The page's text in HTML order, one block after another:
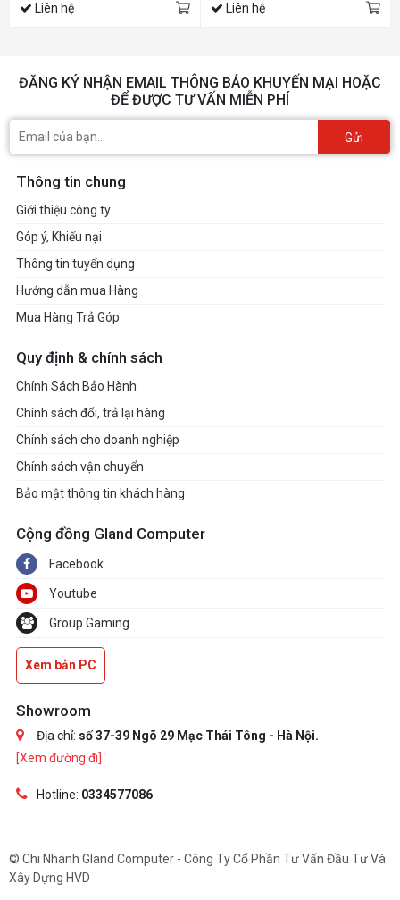
Liên hệ Liên hệ
ĐĂNG KÝ NHẬN EMAIL THÔNG BÁO KHUYẾN MẠI HOẶC
ĐỂ ĐƯỢC TƯ VẤN MIỄN PHÍ
Gửi
Thông tin chung
Giới thiệu công ty
Góp ý, Khiếu nại
Thông tin tuyển dụng
Hướng dẫn mua Hàng
Mua Hàng Trả Góp
Quy định & chính sách
Chính Sách Bảo Hành
Chính sách đổi, trả lại hàng
Chính sách cho doanh nghiệp
Chính sách vận chuyển
Bảo mật thông tin khách hàng
Cộng đồng Gland Computer
Facebook
Youtube
Group Gaming
Xem bản PC
Showroom
Địa chỉ: số 37-39 Ngõ 29 Mạc Thái Tông - Hà Nội.
[Xem đường đi]
Hotline: 0334577086
© Chi Nhánh Gland Computer - Công Ty Cổ Phần Tư Vấn Đầu Tư Và
Xây Dựng HVD